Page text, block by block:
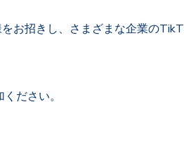
お招きし、さまざまな企業のTikT
ださい。